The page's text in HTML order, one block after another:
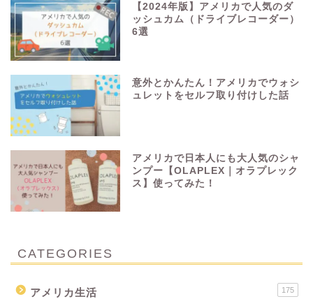
【2024年版】アメリカで人気のダ
ッシュカム（ドライブレコーダー）
6選
意外とかんたん！アメリカでウォシ
ュレットをセルフ取り付けした話
アメリカで日本人にも大人気のシャ
ンプー【OLAPLEX｜オラプレック
ス】使ってみた！
CATEGORIES
アメリカ生活 175